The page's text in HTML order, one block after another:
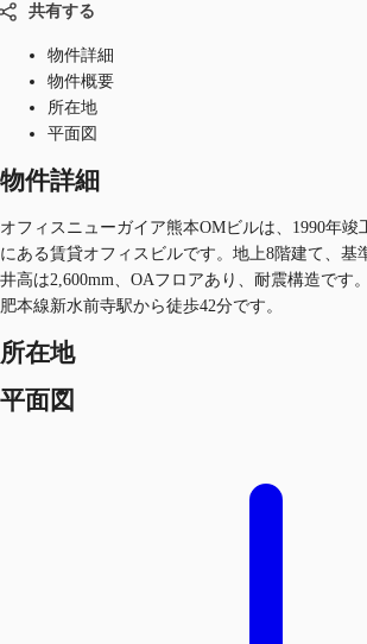
共有する
物件詳細
物件概要
所在地
平面図
物件詳細
オフィスニューガイア熊本OMビルは、1990年竣
にある賃貸オフィスビルです。地上8階建て、基
井高は2,600mm、OAフロアあり、耐震構造です
肥本線新水前寺駅から徒歩42分です。
所在地
平面図